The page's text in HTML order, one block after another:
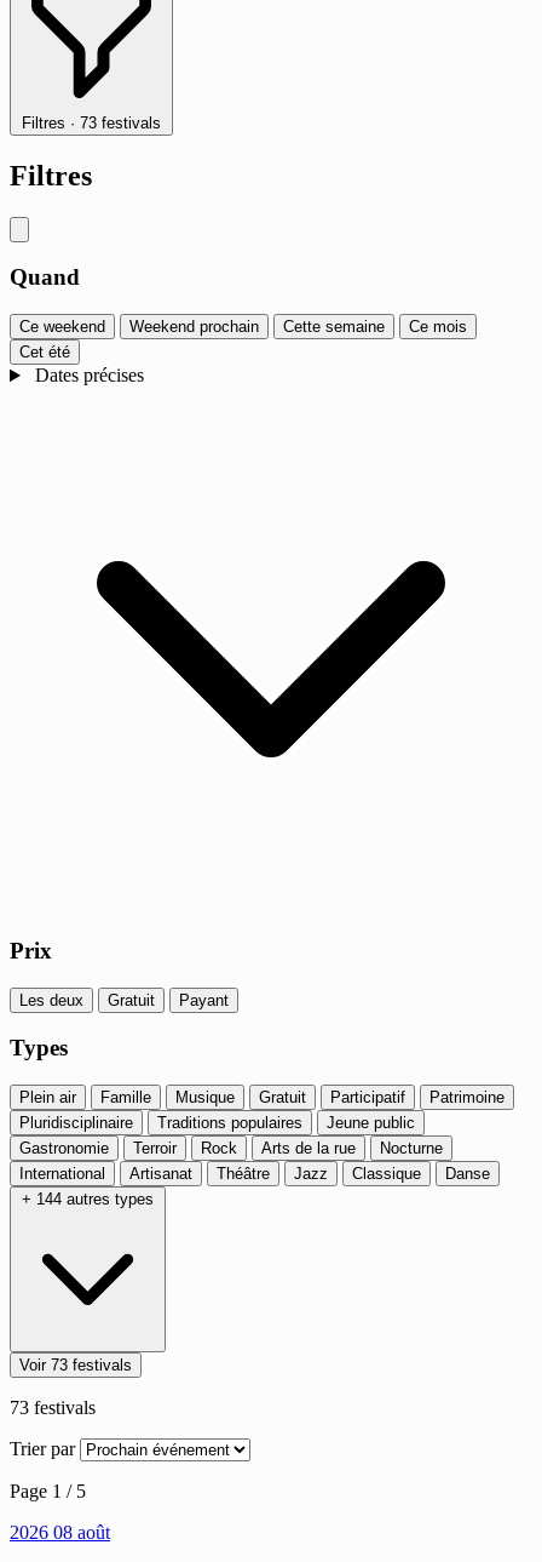
Filtres · 73 festivals
Filtres
Quand
Ce weekend Weekend prochain Cette semaine
Ce mois
Cet été
Dates précises
Prix
Les deux Gratuit Payant
Types
Plein air Famille Musique Gratuit Participatif
Patrimoine
Pluridisciplinaire
Traditions populaires
Jeune public
Gastronomie
Terroir Rock Arts de la rue
Nocturne
International
Artisanat Théâtre Jazz Classique
Danse
+ 144 autres types
Voir 73 festivals
73 festivals
Trier par
Page 1 / 5
2026 08 août